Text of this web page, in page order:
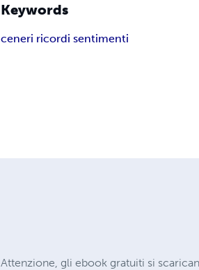
Keywords
ceneri ricordi sentimenti
Attenzione, gli ebook gratuiti si